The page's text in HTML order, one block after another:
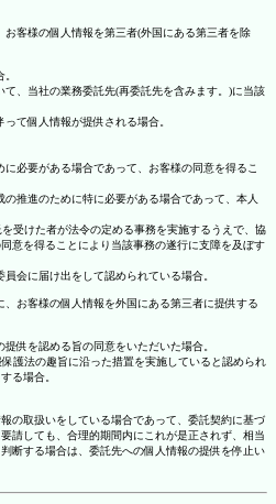
客様の個人情報を第三者(外国にある第三者を除
、当社の業務委託先(再委託先を含みます。)に当該
て個人情報が提供される場合。
必要がある場合であって、お客様の同意を得るこ
推進のために特に必要がある場合であって、本人
受けた者が法令の定める事務を実施するうえで、協
意を得ることにより当該事務の遂行に支障を及ぼす
会に届け出をして認められている場合。
お客様の個人情報を外国にある第三者に提供する
供を認める旨の同意をいただいた場合。
護法の趣旨に沿った措置を実施していると認められ
る場合。
の取扱いをしている場合であって、委託契約に基づ
請しても、合理的期間内にこれが是正されず、相当
断する場合は、委託先への個人情報の提供を停止い